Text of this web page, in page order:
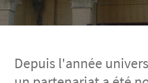
Depuis l'année